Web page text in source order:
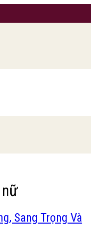
Sang Trọng Và